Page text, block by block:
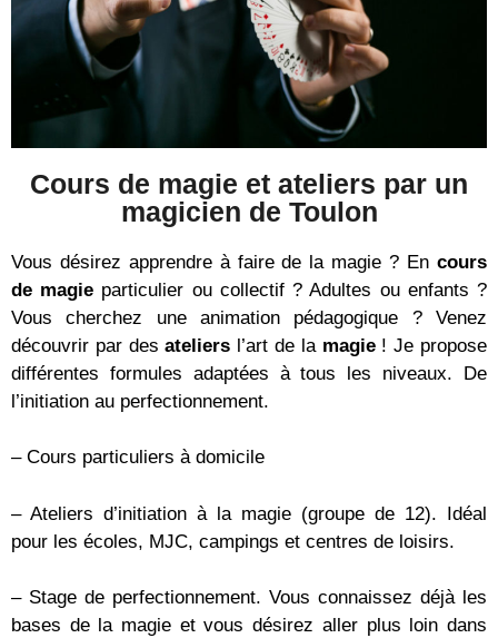
Cours de magie et ateliers par un
magicien de Toulon
Vous désirez apprendre à faire de la magie ? En cours
de magie particulier ou collectif ? Adultes ou enfants ?
Vous cherchez une animation pédagogique ? Venez
découvrir par desateliers l’art de la magie! Je propose
différentes formules adaptées à tous les niveaux. De
l’initiation au perfectionnement.
– Cours particuliers à domicile
– Ateliers d’initiation à la magie (groupe de 12). Idéal
pour les écoles, MJC, campings et centres de loisirs.
– Stage de perfectionnement. Vous connaissez déjà les
bases de la magie et vous désirez aller plus loin dans